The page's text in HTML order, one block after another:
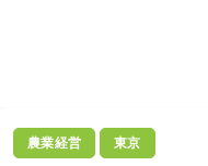
農業経営 東京